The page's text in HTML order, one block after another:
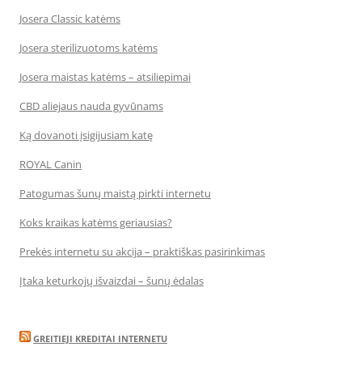
Josera Classic katėms
Josera sterilizuotoms katėms
Josera maistas katėms – atsiliepimai
CBD aliejaus nauda gyvūnams
Ką dovanoti įsigijusiam katę
ROYAL Canin
Patogumas šunų maistą pirkti internetu
Koks kraikas katėms geriausias?
Prekės internetu su akcija – praktiškas pasirinkimas
Įtaka keturkojų išvaizdai – šunų ėdalas
GREITIEJI KREDITAI INTERNETU